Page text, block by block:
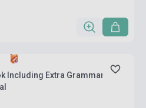
Including Extra Grammar